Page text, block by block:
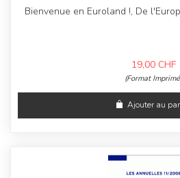
Bienvenue en Euroland !, De
19,00 CHF
(Format
Ajouter au